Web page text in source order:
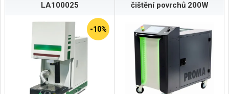
LA100025
-10%
čištění povrchů 200W